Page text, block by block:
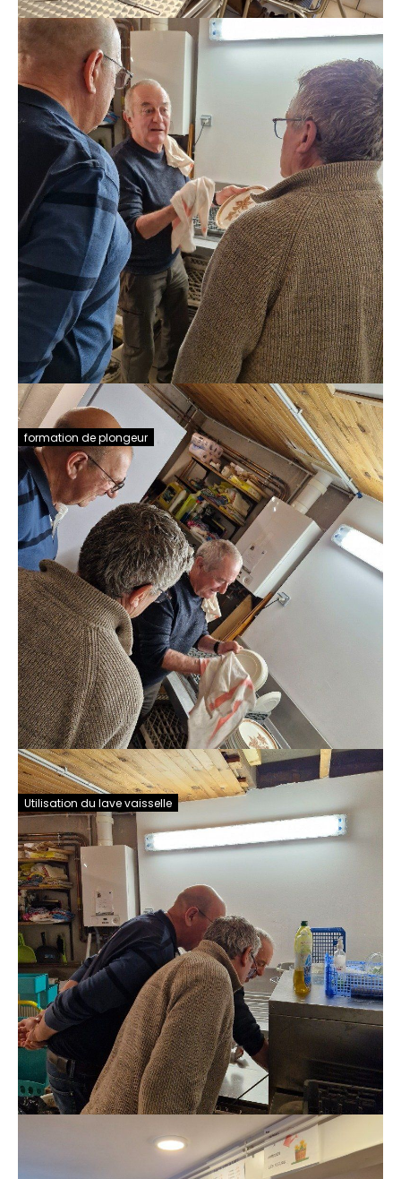
formation de plongeur
Utilisation du lave vaisselle